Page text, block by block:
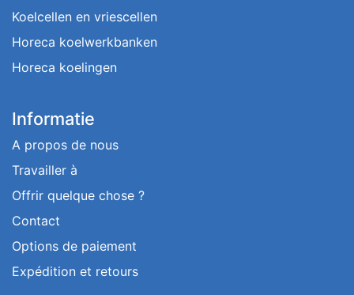
Koelcellen en vriescellen
Horeca koelwerkbanken
Horeca koelingen
Informatie
A propos de nous
Travailler à
Offrir quelque chose ?
Contact
Options de paiement
Expédition et retours